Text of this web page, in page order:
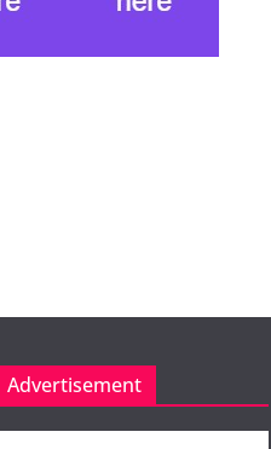
Advertisement